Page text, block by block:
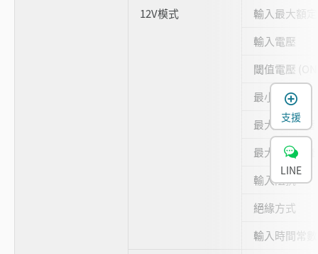
12V模式
輸入最大額定
輸入電壓
閾值電壓
最小ON電流
最大OFF電壓
最大OFF電流
輸入阻抗
絕緣方式
輸入時間常
支援
LINE